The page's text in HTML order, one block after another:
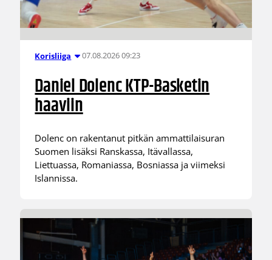
Korisliiga 07.08.2026 09:23
Daniel Dolenc KTP-Basketin
haaviin
Dolenc on rakentanut pitkän ammattilaisuran
Suomen lisäksi Ranskassa, Itävallassa,
Liettuassa, Romaniassa, Bosniassa ja viimeksi
Islannissa.